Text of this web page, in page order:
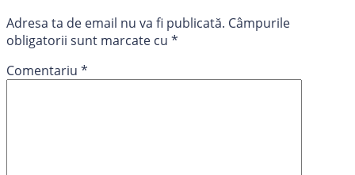
Adresa ta de email nu va fi publicată. Câmpurile
obligatorii sunt marcate cu *
Comentariu *